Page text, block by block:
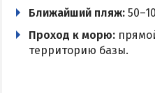
Веб-камеры в Степановке
Цены в Степановке 2026
Wi-Fi
Разрешено с
Ближайший пляж:
Проход к морю:
территорию базы.